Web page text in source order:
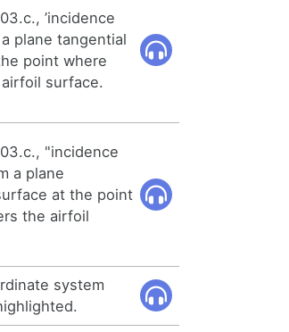
’incidence
plane tangential
point where
surface.
"incidence
a plane
at the point
the airfoil
system